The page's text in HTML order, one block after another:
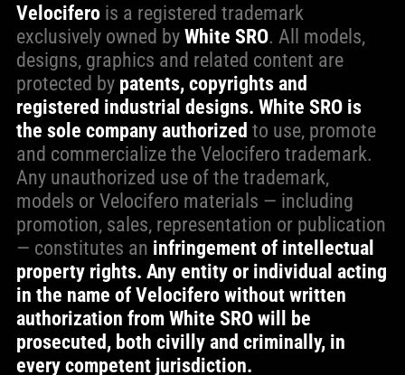
Velociferois a registered trademark
exclusively owned by White SRO. All models,
designs, graphics and related content are
protected by patents, copyrights and
registered industrial designs. White SRO is
the sole company authorized to use, promote
and commercialize the Velocifero trademark.
Any unauthorized use of the trademark,
models or Velocifero materials — including
promotion, sales, representation or publication
— constitutes an infringement of intellectual
property rights. Any entity or individual acting
in the name of Velocifero without written
authorization from White SRO will be
prosecuted, both civilly and criminally, in
every competent jurisdiction.